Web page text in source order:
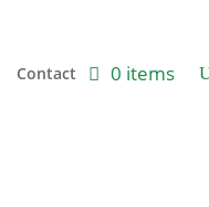
Contact 0 items